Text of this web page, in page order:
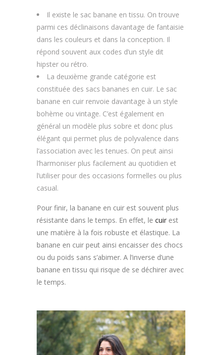
Il existe le sac banane en tissu. On trouve
parmi ces déclinaisons davantage de fantaisie
dans les couleurs et dans la conception. Il
répond souvent aux codes d’un style dit
hipster ou rétro.
La deuxième grande catégorie est
constituée des sacs bananes en cuir. Le sac
banane en cuir renvoie davantage à un style
bohème ou vintage. C’est également en
général un modèle plus sobre et donc plus
élégant qui permet plus de polyvalence dans
l’association avec les tenues. On peut ainsi
l’harmoniser plus facilement au quotidien et
l’utiliser pour des occasions formelles ou plus
casual.
Pour finir, la banane en cuir est souvent plus
résistante dans le temps. En effet, le cuir est
une matière à la fois robuste et élastique. La
banane en cuir peut ainsi encaisser des chocs
ou du poids sans s’abimer. A l’inverse d’une
banane en tissu qui risque de se déchirer avec
le temps.